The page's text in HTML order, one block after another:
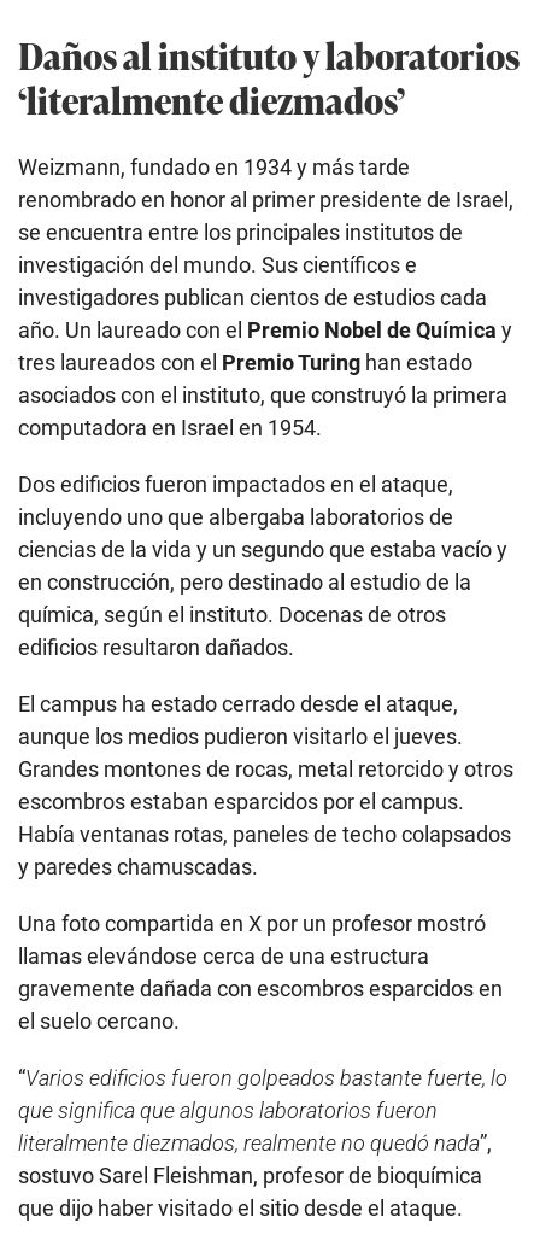
Daños al instituto y laboratorios
‘literalmente diezmados’
Weizmann, fundado en 1934 y más tarde
renombrado en honor al primer presidente de Israel,
se encuentra entre los principales institutos de
investigación del mundo. Sus científicos e
investigadores publican cientos de estudios cada
año. Un laureado con el Premio Nobel de Química y
tres laureados con el Premio Turing han estado
asociados con el instituto, que construyó la primera
computadora en Israel en 1954.
Dos edificios fueron impactados en el ataque,
incluyendo uno que albergaba laboratorios de
ciencias de la vida y un segundo que estaba vacío y
en construcción, pero destinado al estudio de la
química, según el instituto. Docenas de otros
edificios resultaron dañados.
El campus ha estado cerrado desde el ataque,
aunque los medios pudieron visitarlo el jueves.
Grandes montones de rocas, metal retorcido y otros
escombros estaban esparcidos por el campus.
Había ventanas rotas, paneles de techo colapsados
y paredes chamuscadas.
Una foto compartida en X por un profesor mostró
llamas elevándose cerca de una estructura
gravemente dañada con escombros esparcidos en
el suelo cercano.
“Varios edificios fueron golpeados bastante fuerte, lo
que significa que algunos laboratorios fueron
literalmente diezmados, realmente no quedó nada”,
sostuvo Sarel Fleishman, profesor de bioquímica
que dijo haber visitado el sitio desde el ataque.